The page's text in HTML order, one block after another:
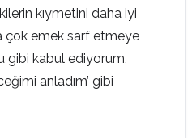
kıymetini daha iyi
çok emek sarf etmeye
gibi kabul ediyorum,
anladım’ gibi